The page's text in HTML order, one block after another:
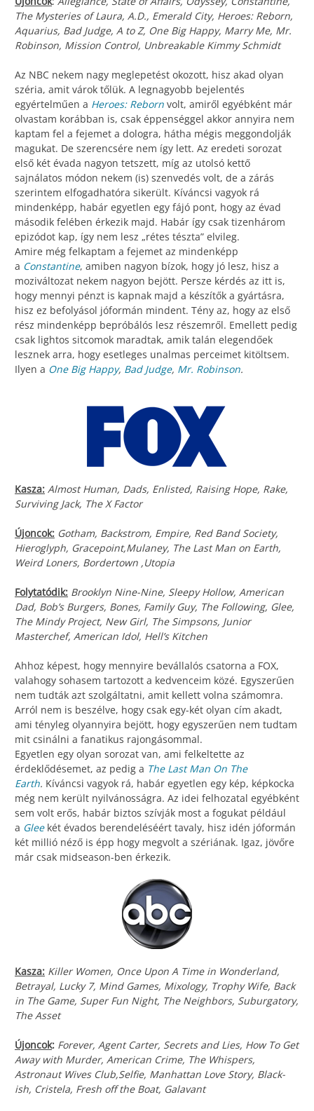
The Mysteries of Laura, A.D., Emerald City, Heroes: Reborn,
Aquarius, Bad Judge, A to Z, One Big Happy, Marry Me, Mr.
Robinson, Mission Control, Unbreakable Kimmy Schmidt
Az NBC nekem nagy meglepetést okozott, hisz akad olyan
széria, amit várok tőlük. A legnagyobb bejelentés
egyértelműen a Heroes: Reborn volt, amiről egyébként már
olvastam korábban is, csak éppenséggel akkor annyira nem
kaptam fel a fejemet a dologra, hátha mégis meggondolják
magukat. De szerencsére nem így lett. Az eredeti sorozat
első két évada nagyon tetszett, míg az utolsó kettő
sajnálatos módon nekem (is) szenvedés volt, de a zárás
szerintem elfogadhatóra sikerült. Kíváncsi vagyok rá
mindenképp, habár egyetlen egy fájó pont, hogy az évad
második felében érkezik majd. Habár így csak tizenhárom
epizódot kap, így nem lesz „rétes tészta” elvileg.
Amire még felkaptam a fejemet az mindenképp
a Constantine, amiben nagyon bízok, hogy jó lesz, hisz a
moziváltozat nekem nagyon bejött. Persze kérdés az itt is,
hogy mennyi pénzt is kapnak majd a készítők a gyártásra,
hisz ez befolyásol jóformán mindent. Tény az, hogy az első
rész mindenképp bepróbálós lesz részemről. Emellett pedig
csak lightos sitcomok maradtak, amik talán elegendőek
lesznek arra, hogy esetleges unalmas perceimet kitöltsem.
Ilyen a One Big Happy, Bad Judge, Mr. Robinson.
Kasza: Almost Human, Dads, Enlisted, Raising Hope, Rake,
Surviving Jack, The X Factor
Újoncok: Gotham, Backstrom, Empire, Red Band Society,
Hieroglyph, Gracepoint,Mulaney, The Last Man on Earth,
Weird Loners, Bordertown ,Utopia
Folytatódik: Brooklyn Nine-Nine, Sleepy Hollow, American
Dad, Bob’s Burgers, Bones, Family Guy, The Following, Glee,
The Mindy Project, New Girl, The Simpsons, Junior
Masterchef, American Idol, Hell’s Kitchen
Ahhoz képest, hogy mennyire bevállalós csatorna a FOX,
valahogy sohasem tartozott a kedvenceim közé. Egyszerűen
nem tudták azt szolgáltatni, amit kellett volna számomra.
Arról nem is beszélve, hogy csak egy-két olyan cím akadt,
ami tényleg olyannyira bejött, hogy egyszerűen nem tudtam
mit csinálni a fanatikus rajongásommal.
Egyetlen egy olyan sorozat van, ami felkeltette az
érdeklődésemet, az pedig a The Last Man On The
Earth. Kíváncsi vagyok rá, habár egyetlen egy kép, képkocka
még nem került nyilvánosságra. Az idei felhozatal egyébként
sem volt erős, habár biztos szívják most a fogukat például
a Gleekét évados berendeléséért tavaly, hisz idén jóformán
két millió néző is épp hogy megvolt a szériának. Igaz, jövőre
már csak midseason-ben érkezik.
Kasza: Killer Women, Once Upon A Time in Wonderland,
Betrayal, Lucky 7, Mind Games, Mixology, Trophy Wife, Back
in The Game, Super Fun Night, The Neighbors, Suburgatory,
The Asset
Újoncok: Forever, Agent Carter, Secrets and Lies, How To Get
Away with Murder, American Crime, The Whispers,
Astronaut Wives Club,Selfie, Manhattan Love Story, Black-
ish, Cristela, Fresh off the Boat, Galavant